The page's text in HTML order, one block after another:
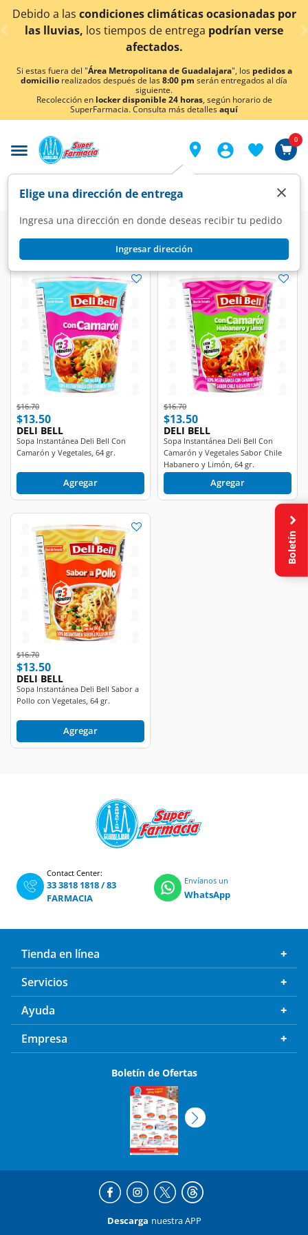
< div class="carousel-inner">
Debido a las condiciones climáticas ocasionadas por
las lluvias, los tiempos de entrega podrían verse
afectados.
Si estas fuera del "Área Metropolitana de Guadalajara", los pedidos a
domicilio realizados después de las8:00 pm serán entregados al día
siguiente.
Recolección en locker disponible 24 horas, según horario de
SuperFarmacia. Consulta más detallesaquí
Elige una dirección de entrega
Ingresa una dirección en donde deseas recibir tu pedido
Ingresar dirección
×
0
(3 productos)
Price reduced from
$16.70to
$13.50
DELI BELL
Sopa Instantánea Deli Bell Con
Camarón y Vegetales, 64 gr.
Agregar
Price reduced from
$16.70to
$13.50
DELI BELL
Sopa Instantánea Deli Bell Con
Camarón y Vegetales Sabor Chile
Habanero y Limón, 64 gr.
Agregar
Price reduced from
$16.70to
$13.50
DELI BELL
Sopa Instantánea Deli Bell Sabor a
Pollo con Vegetales, 64 gr.
Agregar
Contact Center:
33 3818 1818/83
FARMACIA
Envíanos un
WhatsApp
Tienda en línea
Servicios
Ayuda
Empresa
Boletín de Ofertas
Descarga nuestra APP
Boletín